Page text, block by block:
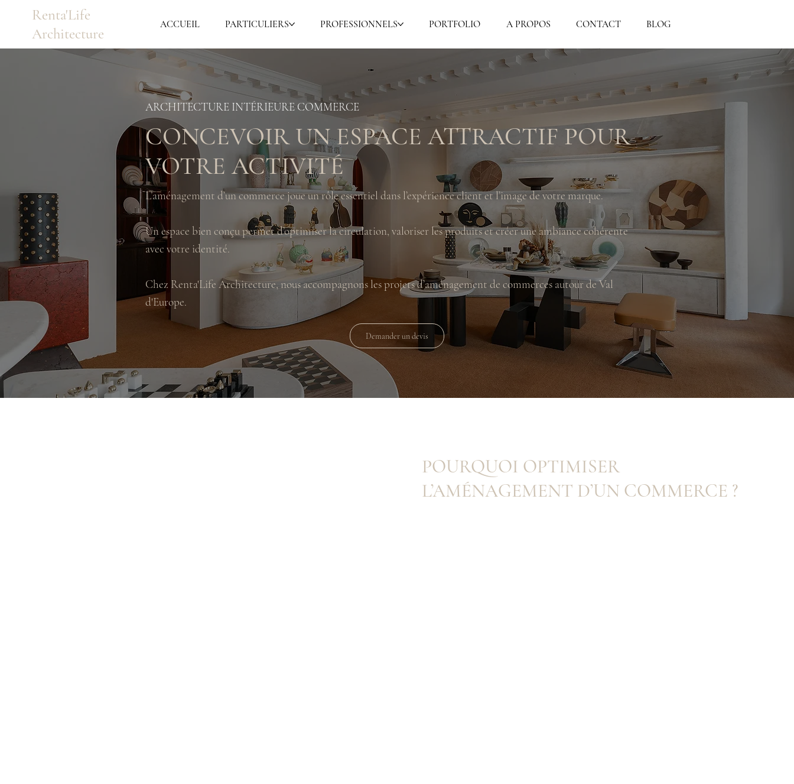
Renta'Life
Architecture
ACCUEIL PARTICULIERS PROFESSIONNELS PORTFOLIO A PROPOS CONTACT BLOG
ARCHITECTURE INTÉRIEURE COMMERCE
CONCEVOIR UN ESPACE ATTRACTIF POUR
VOTRE ACTIVITÉ
L’aménagement d’un commerce joue un rôle essentiel dans l’expérience client et l’image de votre marque.
Un espace bien conçu permet d’optimiser la circulation, valoriser les produits et créer une ambiance cohérente
avec votre identité.
Chez Renta'Life Architecture, nous accompagnons les projets d’aménagement de commerces autour de Val
d'Europe.
Demander un devis
POURQUOI OPTIMISER
L’AMÉNAGEMENT D’UN COMMERCE ?